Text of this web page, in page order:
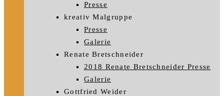
Presse
kreativ Malgruppe
Presse
Galerie
Renate Bretschneider
2018 Renate Bretschneider Presse
Galerie
Gottfried Weider